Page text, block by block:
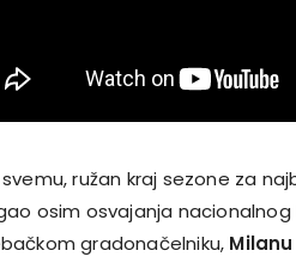
svemu, ružan kraj sezone za
osim osvajanja nacionalnog
gradonačelniku,